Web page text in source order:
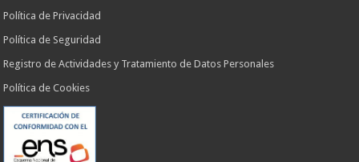
Política de Privacidad
Política de Seguridad
Registro de Actividades y Tratamiento de Datos Personales
Política de Cookies